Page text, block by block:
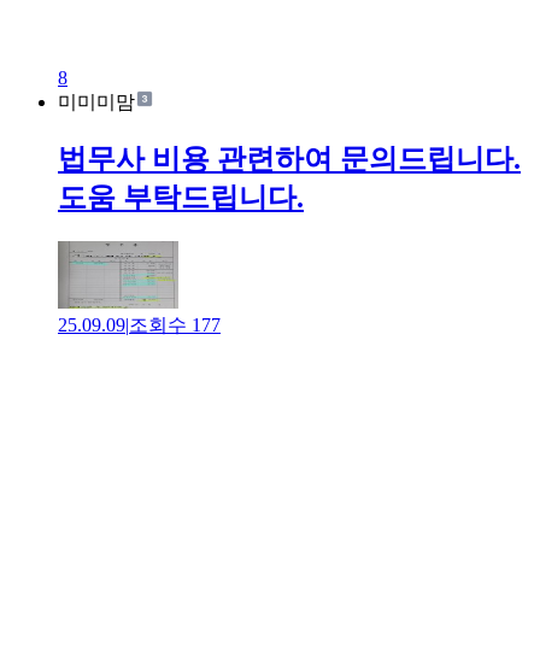
8
미미미맘
법무사 비용 관련하여 문의드립니다.
도움 부탁드립니다.
25.09.09|조회수 177